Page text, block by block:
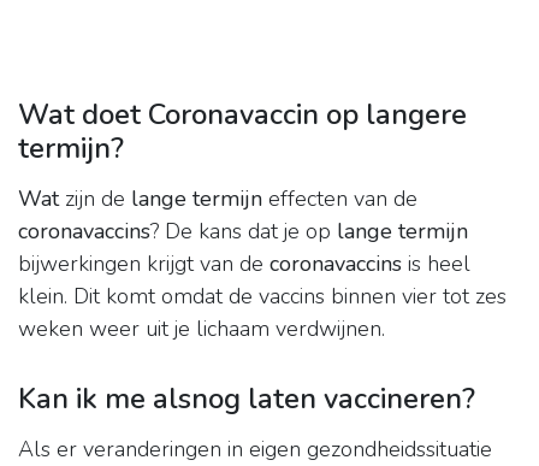
Wat doet Coronavaccin op langere
termijn?
Watzijn de lange termijn effecten van de
coronavaccins? De kans dat je op lange termijn
bijwerkingen krijgt van de coronavaccins is heel
klein. Dit komt omdat de vaccins binnen vier tot zes
weken weer uit je lichaam verdwijnen.
Kan ik me alsnog laten vaccineren?
Als er veranderingen in eigen gezondheidssituatie